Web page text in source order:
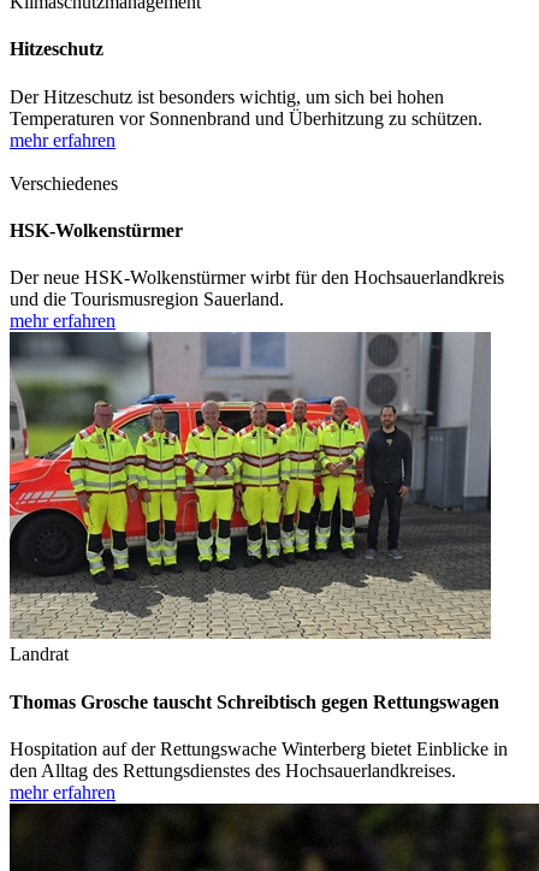
Hitzeschutz
Der Hitzeschutz ist besonders wichtig, um sich bei hohen
Temperaturen vor Sonnenbrand und Überhitzung zu schützen.
mehr erfahren
Verschiedenes
HSK-Wolkenstürmer
Der neue HSK-Wolkenstürmer wirbt für den Hochsauerlandkreis
und die Tourismusregion Sauerland.
mehr erfahren
Landrat
Thomas Grosche tauscht Schreibtisch gegen Rettungswagen
Hospitation auf der Rettungswache Winterberg bietet Einblicke in
den Alltag des Rettungsdienstes des Hochsauerlandkreises.
mehr erfahren